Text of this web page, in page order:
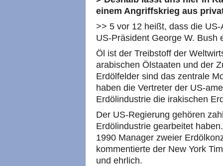
einem Angriffskrieg aus
>> 5 vor 12 heißt, dass die
US-Präsident George W. Bush
Öl ist der Treibstoff der
arabischen Ölstaaten und der
Erdölfelder sind das zentrale
haben die Vertreter der US-
Erdölindustrie die irakischen
Der US-Regierung gehören
Erdölindustrie gearbeitet
1990 Manager zweier
kommentierte der New York
und ehrlich.